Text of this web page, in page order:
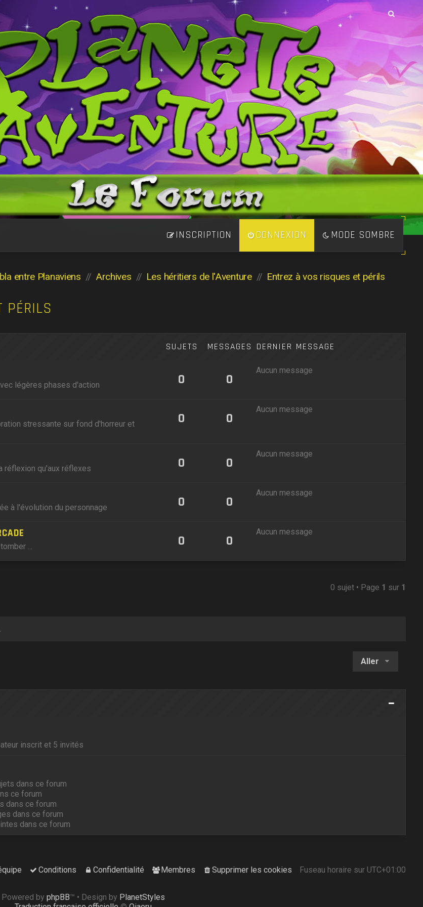
MODE SOMBRE
CONNEXION
INSCRIPTION
entre Planaviens Archives Les héritiers de l'Aventure Entrez à vos risques et périls
PÉRILS
SUJETS MESSAGES DERNIER MESSAGE
légères phases d'action 0 0
Aucun message
stressante sur fond d'horreur et
0 0
Aucun message
réflexion qu'aux réflexes 0 0
Aucun message
à l'évolution du personnage 0 0
Aucun message
... 0 0
Aucun message
0 sujet • Page 1 sur 1
Aller
inscrit et 5 invités
dans ce forum
ce forum
dans ce forum
dans ce forum
dans ce forum
Fuseau horaire surUTC+01:00
Supprimer les cookies
Membres
Confidentialité
Conditions
Powered by phpBB™ • Design by PlanetStyles